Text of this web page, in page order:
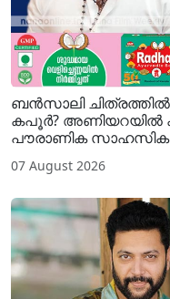
ബൻസാലി
കപൂർ? അണിയറയിൽ
പൗരാണിക സാഹസിക
07 August 2026